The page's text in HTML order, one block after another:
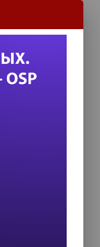
как у
все
многие
не
данные,
этой
базе